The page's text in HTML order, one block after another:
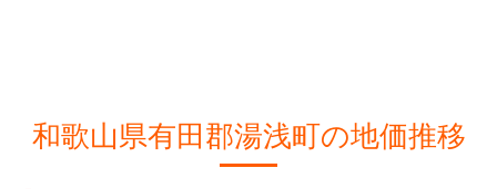
和歌山県有田郡湯浅町の地価推移